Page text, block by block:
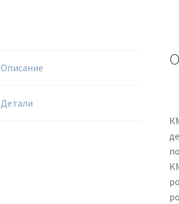
Описание
Детали